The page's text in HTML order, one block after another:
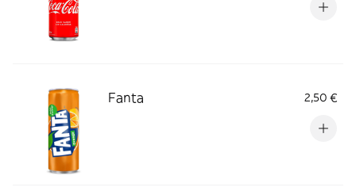
Fanta 2,50 €